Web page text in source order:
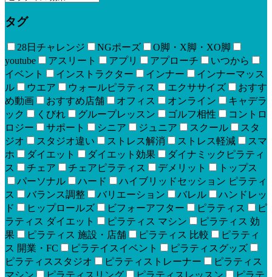
タグ
28日チャレンジ NGポーズ
O脚・X脚・XO脚
youtube
アスリート アプリ アプローチ
いつから
イベント
インストラクター インナー
インナーマッス
ル
ウエア ウォールピラティス エクササイズ
おすす
め動画
おすすめ店舗 オフィス オンライン
キャデラ
ック
くびれ グループレッスン ゴルフ相性
コントロ
ロジー
サポート シニア ジュニア スクール
スタ
ジオ
スタジオ違い ストレス解消 ストレス軽減
スマ
ホ
ダイエット ダイエット効果
ダイナミックピラティ
ス
チェア チェアピラティス デメリット
トップス
パーソナル
ハード
ハイブリッドセッション ピラティ
ス
バランス調整 バリエーション バレル
ハンドレッ
ド
ヒップロールズ ビフォーアフター ピラティス
ピ
ラティス ダイエット
ピラティス マシン
ピラティス 効
果
ピラティス 施設・店舗 ピラティス 比較
ピラティ
ス 開業・FC
ピラテイスイベント
ピラティスグッズ
ピラティススタジオ
ピラティストレーナー
ピラティス